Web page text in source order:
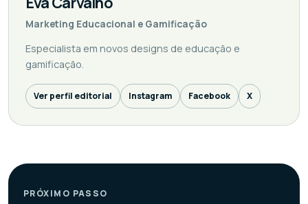
Marketing Educacional e Gamificação
Especialista em novos designs de educação e
gamificação.
Ver perfil editorial Instagram Facebook X
PRÓXIMO PASSO